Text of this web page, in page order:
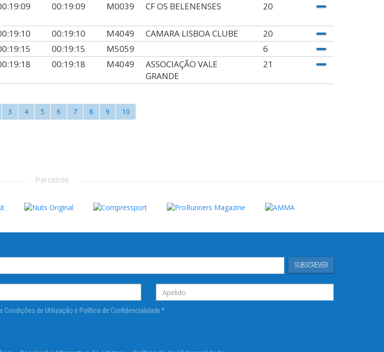
00:19:09 M0039 CF OS BELENENSES 20
00:19:10 M4049 CAMARA LISBOA CLUBE
20
00:19:15 M5059
6
00:19:18 M4049
ASSOCIAÇÃO VALE
GRANDE
21
3 4 5 6 7 8 9 10
Parceiros
SUBSCREVER
Condições de Utilização e Política de Confidencialidade*